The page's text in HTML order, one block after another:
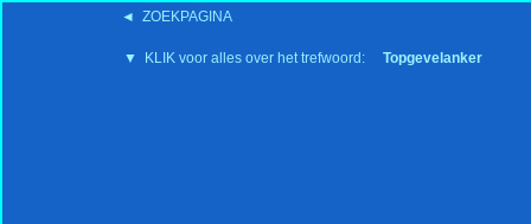
◄ ZOEKPAGINA
▼ KLIK voor alles over het trefwoord: Topgevelanker
'15:19 19-2-2008